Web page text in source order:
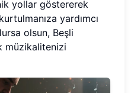
yollar göstererek
yardımcı
olsun, Beşli
müzikalitenizi